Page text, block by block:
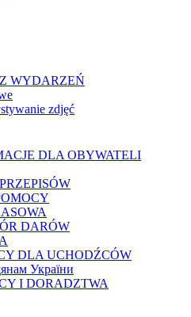
WYDARZEŃ
zdjęć
DLA OBYWATELI
DARÓW
DLA UCHODŹCÓW
України
I DORADZTWA